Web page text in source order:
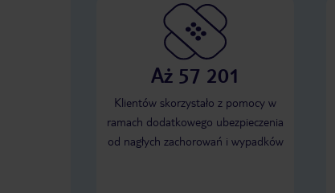
Aż 57 201
Klientów skorzystało z pomocy w
ramach dodatkowego ubezpieczenia
od nagłych zachorowań i wypadków